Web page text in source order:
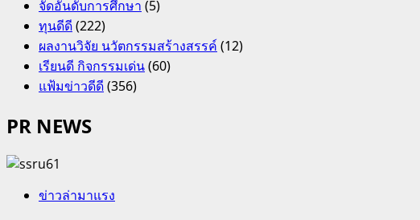
จัดอันดับการศึกษา (5)
ทุนดีดี(222)
ผลงานวิจัย นวัตกรรมสร้างสรรค์ (12)
เรียนดี กิจกรรมเด่น(60)
แฟ้มข่าวดีดี(356)
PR NEWS
ข่าวล่ามาแรง